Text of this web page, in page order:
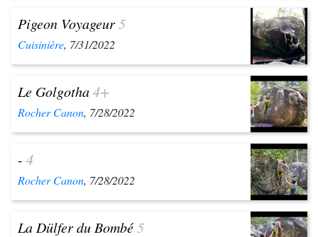
Pigeon Voyageur5
Cuisinière, 7/31/2022
Le Golgotha4+
Rocher Canon, 7/28/2022
- 4
Rocher Canon, 7/28/2022
La Dülfer du Bombé5